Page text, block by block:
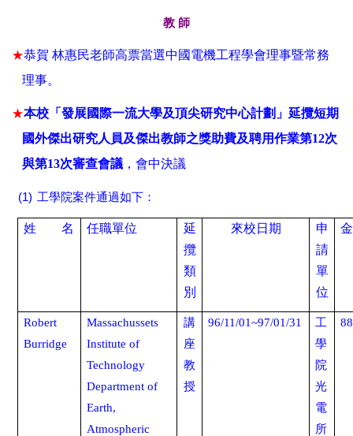
教 師
★恭賀 林惠民老師高票當選中國電機工程學會理事暨常務
理事。
★本校「發展國際一流大學及頂尖研究中心計劃」延攬短期
國外傑出研究人員及傑出教師之獎助費及聘用作業第12次
與第13次審查會議 ，會中決議
(1) 工學院案件通過如下：
姓 名 任職單位
延
攬
類
別
來校日期
申
請
單
位
Robert
Burridge
Massachussets
Institute of
Technology
Department of
Earth,
Atmospheric
講
座
教
授
96/11/01~97/01/31
工
學
院
光
電
所